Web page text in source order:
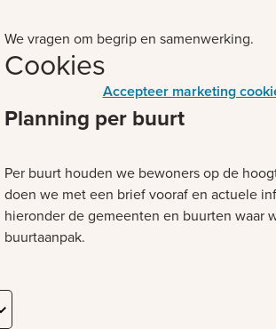
We vragen om begrip en samenwerking.
Cookies
Accepteer marketing
Planning per buurt
Per buurt houden we bewoners op de
doen we met een brief vooraf en actuele
hieronder de gemeenten en buurten waar
buurtaanpak.